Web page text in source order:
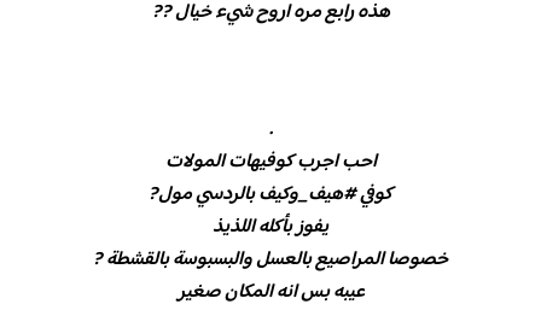
هذه رابع مره اروح شيء خيال ??
.
احب اجرب كوفيهات المولات
كوفي #هيف_وكيف بالردسي مول?
يفوز بأكله اللذيذ
خصوصا المراصيع بالعسل والبسبوسة بالقشطة ?
عيبه بس انه المكان صغير